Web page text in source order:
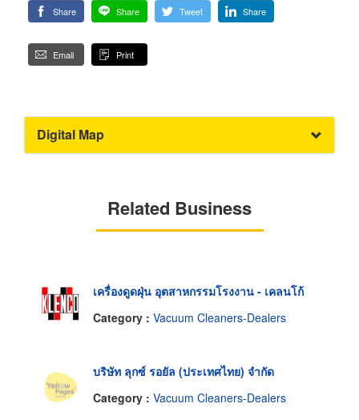
Share Share Tweet Share
Email Print
Digital Map
Related Business
เครื่องดูดฝุ่น อุตสาหกรรมโรงงาน - เคลนโก้
Category : Vacuum Cleaners-Dealers
บริษัท ลุกซ์ รอยัล (ประเทศไทย) จำกัด
Category : Vacuum Cleaners-Dealers